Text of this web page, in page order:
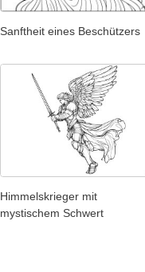
Sanftheit eines Beschützers
Himmelskrieger mit
mystischem Schwert